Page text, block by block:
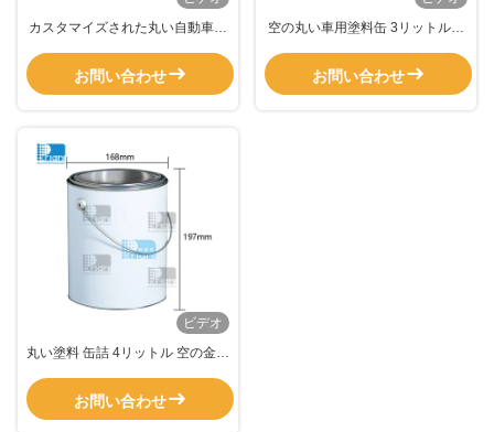
カスタマイズされた丸い自動車塗
お問い合わせ
空の丸い車用塗料缶 3リットルの
お問い合わせ
ビデオ
丸い塗料 缶詰 4リットル 空の金属
柄
お問い合わせ